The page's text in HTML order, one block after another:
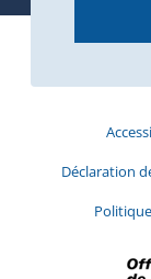
Déclaration